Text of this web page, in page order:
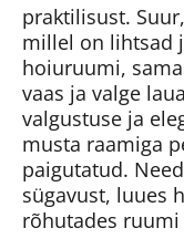
praktilisust.
millel on lihtsad
hoiuruumi,
vaas ja valge
valgustuse ja
musta raamiga
paigutatud.
sügavust, luues
rõhutades